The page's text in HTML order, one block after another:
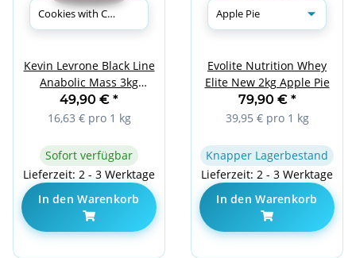
Kevin Levrone Black Line
Anabolic Mass 3kg
Cookies with Cream
49,90 € *
16,63 € pro 1 kg
Sofort verfügbar
Lieferzeit: 2 - 3 Werktage
In den Warenkorb
Evolite Nutrition Whey
Elite New 2kg Apple Pie
79,90 € *
39,95 € pro 1 kg
Knapper Lagerbestand
Lieferzeit: 2 - 3 Werktage
In den Warenkorb